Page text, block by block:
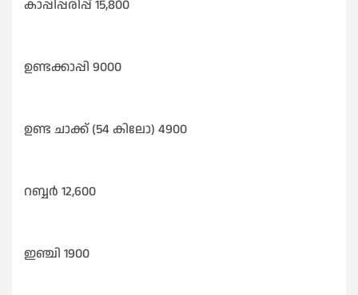
കാപ്പിപ്പരിപ്പ് 15,800
ഉണ്ടക്കാപ്പി 9000
ഉണ്ട ചാക്ക് (54 കിലോ) 4900
റബ്ബർ 12,600
ഇഞ്ചി 1900